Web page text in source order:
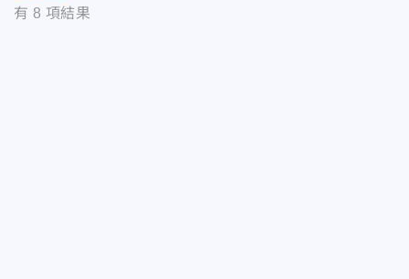
有 8 項結果